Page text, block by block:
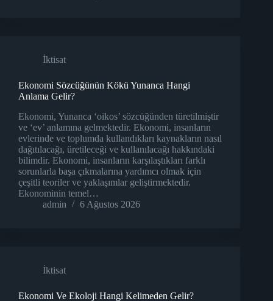
İktisat
Ekonomi Sözcüğünün Kökü Yunanca Hangi
Anlama Gelir?
Ekonomi, Yunanca ‘oikos’ sözcüğünden türetilmiştir
ve ‘ev’ anlamına gelmektedir. Ekonomi, insanların
evlerinde ve toplumda kullandıkları kaynakların nasıl
dağıtılacağı, üretileceği ve kullanılacağı hakkındaki
bilimdir. Ekonomi, insanların karşılaştıkları farklı
sorunlarla başa çıkmalarına yardımcı olmak için
çeşitli teoriler ve yaklaşımlar geliştirmektedir.
Ekonominin temel…
admin
6 Ağustos 2026
İktisat
Ekonomi Ve Ekoloji Hangi Kelimeden Gelir?